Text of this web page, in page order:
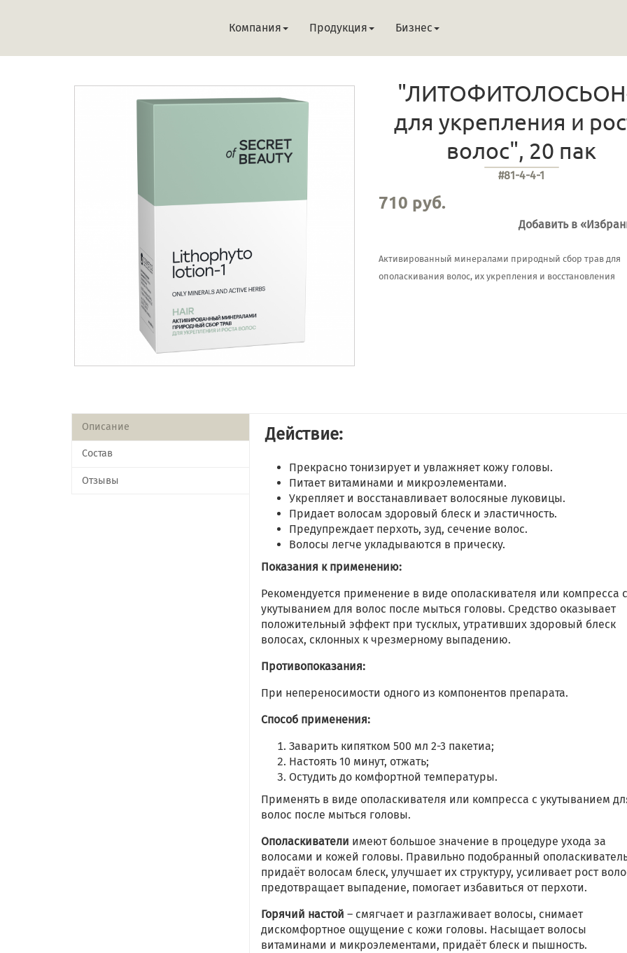
Компания Продукция Бизнес
для укрепления и
волос", 20 пак
#81-4-4-1
710 руб.
Добавить в
Активированный минералами природный сбор трав для
ополаскивания волос, их укрепления и восстановления
Описание
Состав
Отзывы
Действие:
Прекрасно тонизирует и увлажняет кожу головы.
Питает витаминами и микроэлементами.
Укрепляет и восстанавливает волосяные луковицы.
Придает волосам здоровый блеск и эластичность.
Предупреждает перхоть, зуд, сечение волос.
Волосы легче укладываются в прическу.
Показания к применению:
Рекомендуется применение в виде ополаскивателя или компресса с
укутыванием для волос после мыться головы. Средство оказывает
положительный эффект при тусклых, утративших здоровый блеск
волосах, склонных к чрезмерному выпадению.
Противопоказания:
При непереносимости одного из компонентов препарата.
Способ применения:
Заварить кипятком 500 мл 2-3 пакетиа;
Настоять 10 минут, отжать;
Остудить до комфортной температуры.
Применять в виде ополаскивателя или компресса с укутыванием
волос после мыться головы.
Ополаскиватели имеют большое значение в процедуре ухода за
волосами и кожей головы. Правильно подобранный
придаёт волосам блеск, улучшает их структуру, усиливает рост
предотвращает выпадение, помогает избавиться от перхоти.
Горячий настой – смягчает и разглаживает волосы, снимает
дискомфортное ощущение с кожи головы. Насыщает волосы
витаминами и микроэлементами, придаёт блеск и пышность.